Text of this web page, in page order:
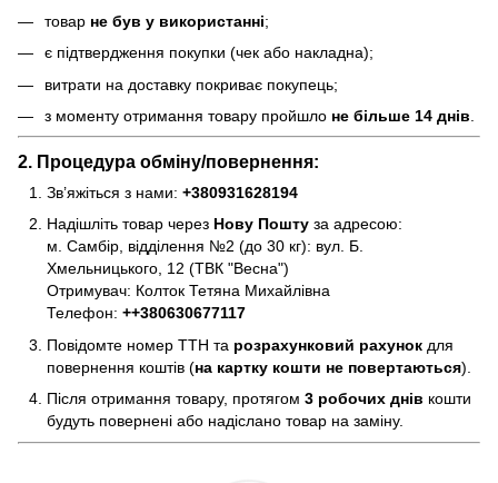
товар не був у використанні;
є підтвердження покупки (чек або накладна);
витрати на доставку покриває покупець;
з моменту отримання товару пройшло не більше 14 днів
2. Процедура обміну/повернення:
Зв’яжіться з нами: +380931628194
Надішліть товар через Нову Пошту за адресою:
м. Самбір, відділення №2 (до 30 кг): вул. Б.
Хмельницького, 12 (ТВК "Весна")
Отримувач: Колток Тетяна Михайлівна
Телефон: ++380630677117
Повідомте номер ТТН та розрахунковий рахунок для
повернення коштів (на картку кошти не повертаються).
Після отримання товару, протягом 3 робочих днів кошти
будуть повернені або надіслано товар на заміну.